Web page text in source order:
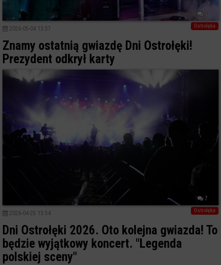
1
Ostrołęka
2026-05-04 13:57
Znamy ostatnią gwiazdę Dni Ostrołęki!
Prezydent odkrył karty
7
Ostrołęka
2026-04-25 13:54
Dni Ostrołęki 2026. Oto kolejna gwiazda! To
będzie wyjątkowy koncert. "Legenda
polskiej sceny"